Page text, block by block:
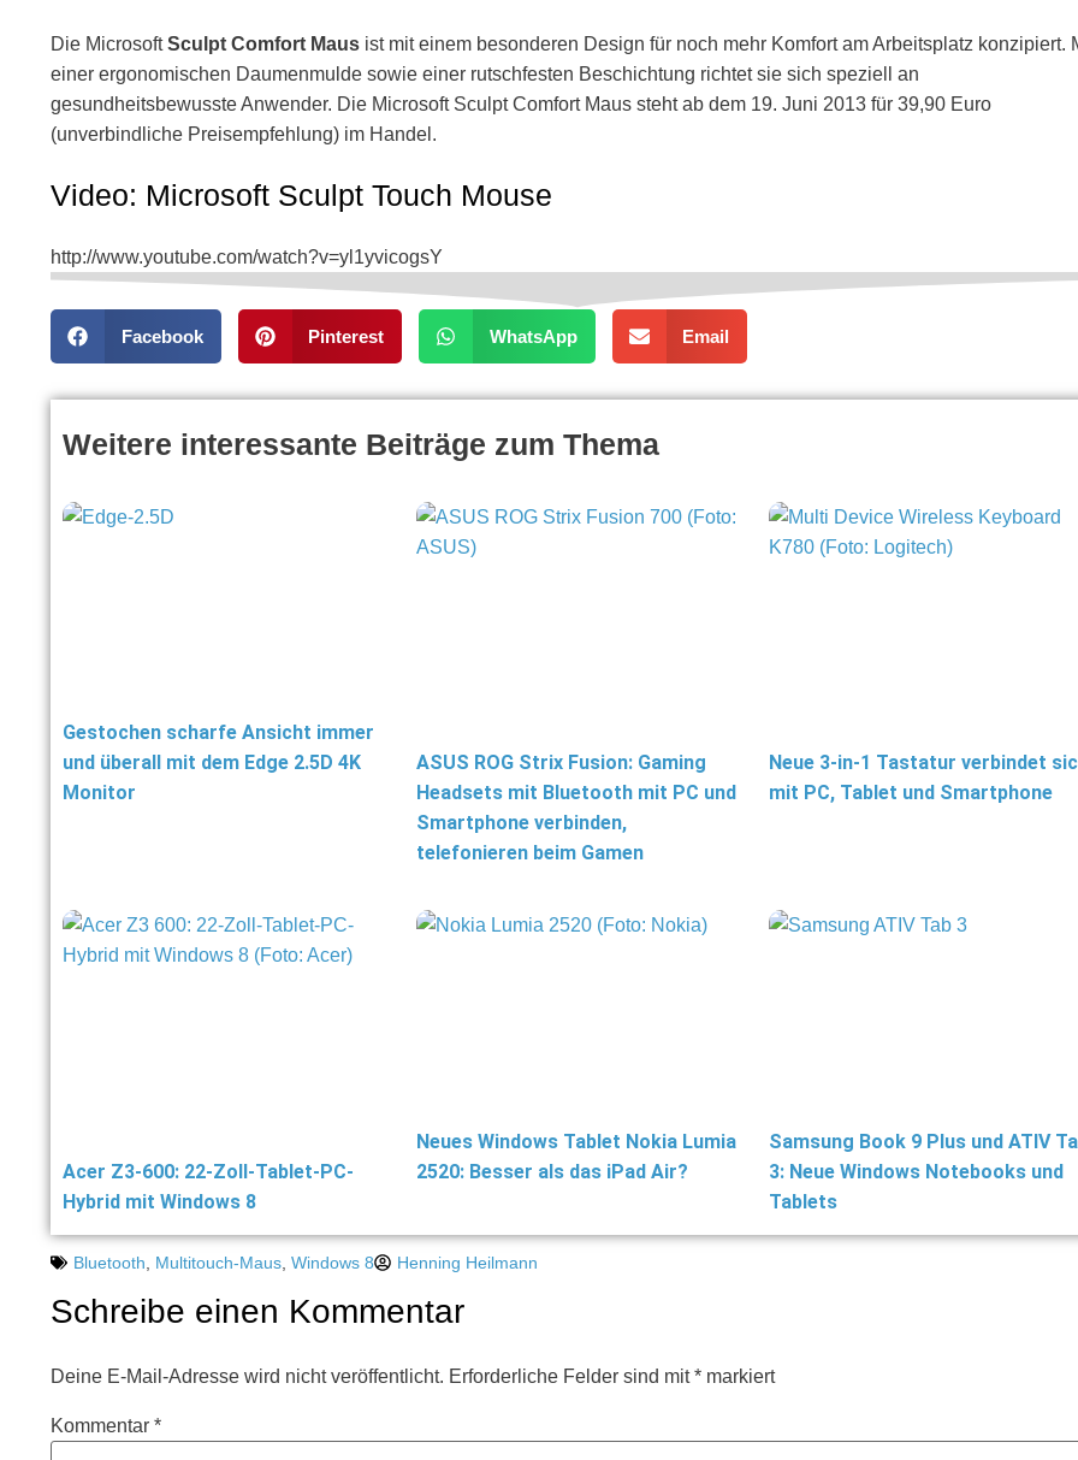
Die MicrosoftSculpt Comfort Maus ist mit einem besonderen Design für noch mehr Komfort am Arbeitsplatz konzipiert.
einer ergonomischen Daumenmulde sowie einer rutschfesten Beschichtung richtet sie sich speziell an
gesundheitsbewusste Anwender. Die Microsoft Sculpt Comfort Maus steht ab dem 19. Juni 2013 für 39,90 Euro
(unverbindliche Preisempfehlung) im Handel.
Video: Microsoft Sculpt Touch Mouse
http://www.youtube.com/watch?v=yl1yvicogsY
Facebook Pinterest WhatsApp Email
Weitere interessante Beiträge zum Thema
Gestochen scharfe Ansicht immer
und überall mit dem Edge 2.5D 4K
Monitor
ASUS ROG Strix Fusion: Gaming
Headsets mit Bluetooth mit PC und
Smartphone verbinden,
telefonieren beim Gamen
Neue 3-in-1 Tastatur verbindet
mit PC, Tablet und Smartphone
Acer Z3-600: 22-Zoll-Tablet-PC-
Hybrid mit Windows 8
Neues Windows Tablet Nokia Lumia
2520: Besser als das iPad Air?
Samsung Book 9 Plus und ATIV
3: Neue Windows Notebooks und
Tablets
Bluetooth Multitouch-Maus Windows 8 Henning Heilmann
Schreibe einen Kommentar
Deine E-Mail-Adresse wird nicht veröffentlicht. Erforderliche Felder sind mit* markiert
Kommentar *